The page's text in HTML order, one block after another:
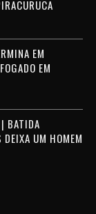
EM
EM
BATIDA
DEIXA UM HOMEM